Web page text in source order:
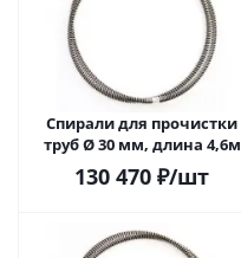
Спирали для прочистки
труб Ø 30 мм, длина 4,6м
130 470 ₽/шт